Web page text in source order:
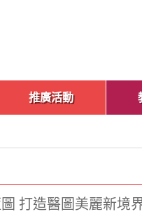
推廣活動
圖 打造醫圖美麗新境